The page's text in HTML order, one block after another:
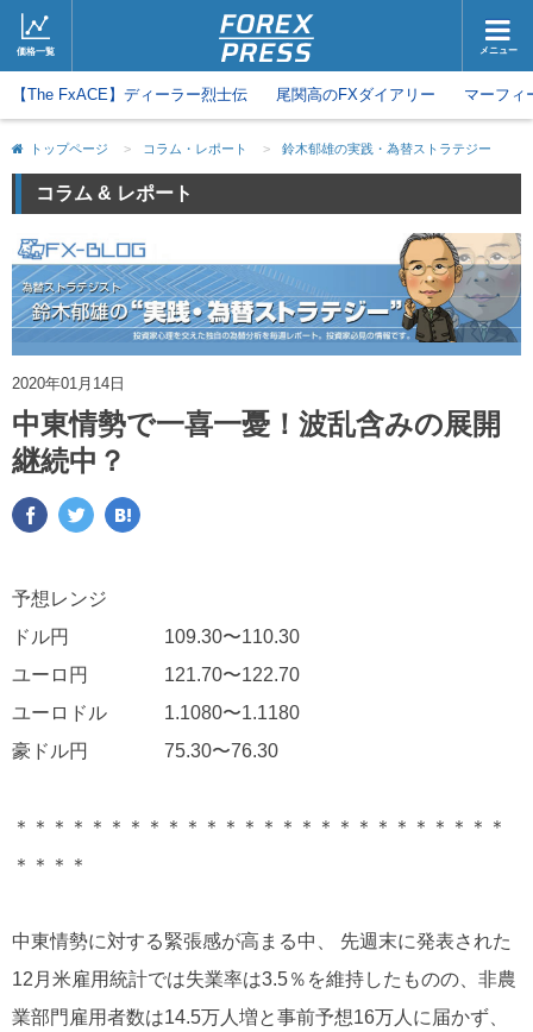
価格一覧 メニュー
ホーム ニュース
取引会社 マーケット
コラム・レポート
動画
【The FxACE】ディーラー烈士伝 尾関高のFXダイアリー マーフィ
トップページ > コラム・レポート > 鈴木郁雄の実践・為替ストラテジー
コラム & レポート
2020年01月14日
中東情勢で一喜一憂！波乱含みの展開
継続中？
予想レンジ
ドル円 109.30〜110.30
ユーロ円 121.70〜122.70
ユーロドル 1.1080〜1.1180
豪ドル円 75.30〜76.30
＊＊＊＊＊＊＊＊＊＊＊＊＊＊＊＊＊＊＊＊＊＊＊＊＊＊
＊＊＊＊
中東情勢に対する緊張感が高まる中、 先週末に発表された
12月米雇用統計では失業率は3.5％を維持したものの、非農
業部門雇用者数は14.5万人増と事前予想16万人に届かず、